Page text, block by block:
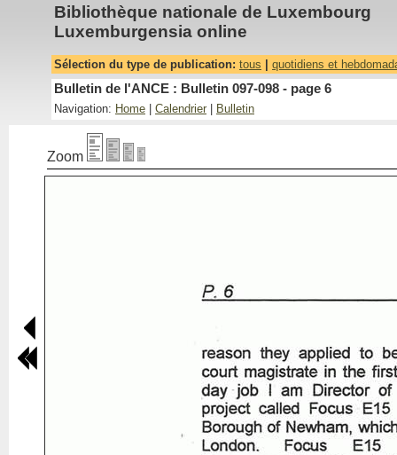
Bibliothèque nationale de Luxembourg
Luxemburgensia online
Sélection du type de publication: tous quotidiens et
Bulletin de l'ANCE : Bulletin 097-098 - page 6
Navigation: Home Calendrier Bulletin
Zoom